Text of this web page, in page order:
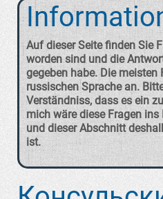
Auf dieser Seite finden Sie
worden sind und die
gegeben habe. Die meisten
russischen Sprache an.
Verständniss, dass es ein
mich wäre diese Fragen
und dieser Abschnitt
ist.